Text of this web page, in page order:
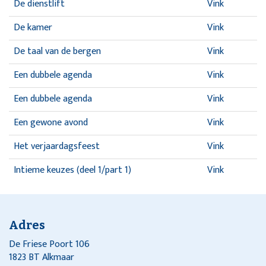
De dienstlift
Vink
De kamer
Vink
De taal van de bergen
Vink
Een dubbele agenda
Vink
Een dubbele agenda
Vink
Een gewone avond
Vink
Het verjaardagsfeest
Vink
Intieme keuzes (deel 1/part 1)
Vink
Intieme keuzes (deel 1/part 2)
Vink
Intieme keuzes (deel 2/part 1)
Intieme keuzes (deel 2/part 2)
Adres
De Friese Poort 106
1823 BT Alkmaar